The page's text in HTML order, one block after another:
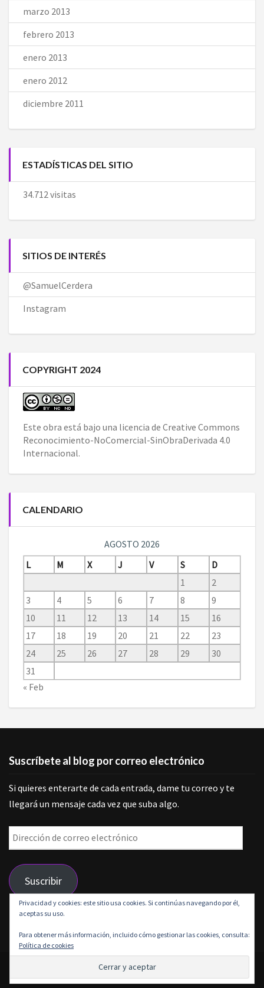
marzo 2013
febrero 2013
enero 2013
enero 2012
diciembre 2011
ESTADÍSTICAS DEL SITIO
34.712 visitas
SITIOS DE INTERÉS
@SamuelCerdera
Instagram
COPYRIGHT 2024
Este obra está bajo una licencia de Creative Commons
Reconocimiento-NoComercial-SinObraDerivada 4.0
Internacional.
CALENDARIO
AGOSTO 2026
L
M X J V S
D
1
2
3
4 5 6 7 8
9
10
11 12 13 14 15
16
17
18 19 20 21 22
23
24
25 26 27 28 29
30
31
« Feb
Suscríbete al blog por correo electrónico
Si quieres enterarte de cada entrada, dame tu correo y te
llegará un mensaje cada vez que suba algo.
Dirección
de
correo
electrónico
Suscribir
Únete a otros 9 suscriptores
© 2026 Grunge is life | Funciona gracias a
Privacidad y cookies: este sitio usa cookies. Si continúas navegando por él,
aceptas su uso.
Para obtener más información, incluido cómo gestionar las cookies, consulta:
Política de cookies